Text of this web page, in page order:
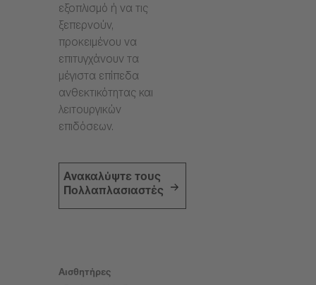
εξοπλισμό ή να τις
ξεπερνούν,
προκειμένου να
επιτυγχάνουν τα
μέγιστα επίπεδα
ανθεκτικότητας και
λειτουργικών
επιδόσεων.
Ανακαλύψτε τους
Πολλαπλασιαστές
Αισθητήρες